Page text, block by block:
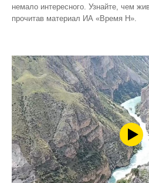
немало интересного. Узнайте, чем
прочитав материал ИА «Время Н».